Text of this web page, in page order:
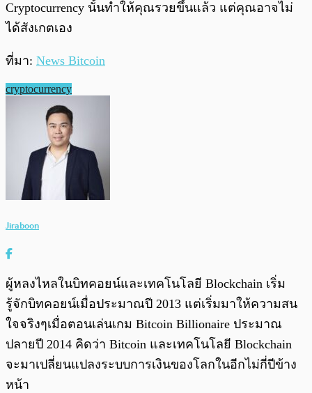
Cryptocurrency นั้นทำให้คุณรวยขึ้นแล้ว แต่คุณอาจไม่
ได้สังเกตเอง
ที่มา: News Bitcoin
cryptocurrency
Jiraboon
ผู้หลงไหลในบิทคอยน์และเทคโนโลยี Blockchain เริ่ม
รู้จักบิทคอยน์เมื่อประมาณปี 2013 แต่เริ่มมาให้ความสน
ใจจริงๆเมื่อตอนเล่นเกม Bitcoin Billionaire ประมาณ
ปลายปี 2014 คิดว่า Bitcoin และเทคโนโลยี Blockchain
จะมาเปลี่ยนแปลงระบบการเงินของโลกในอีกไม่กี่ปีข้าง
หน้า